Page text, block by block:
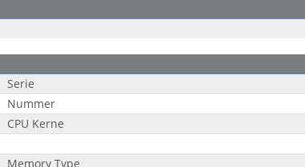
Serie
Nummer
CPU Kerne
Memory Type